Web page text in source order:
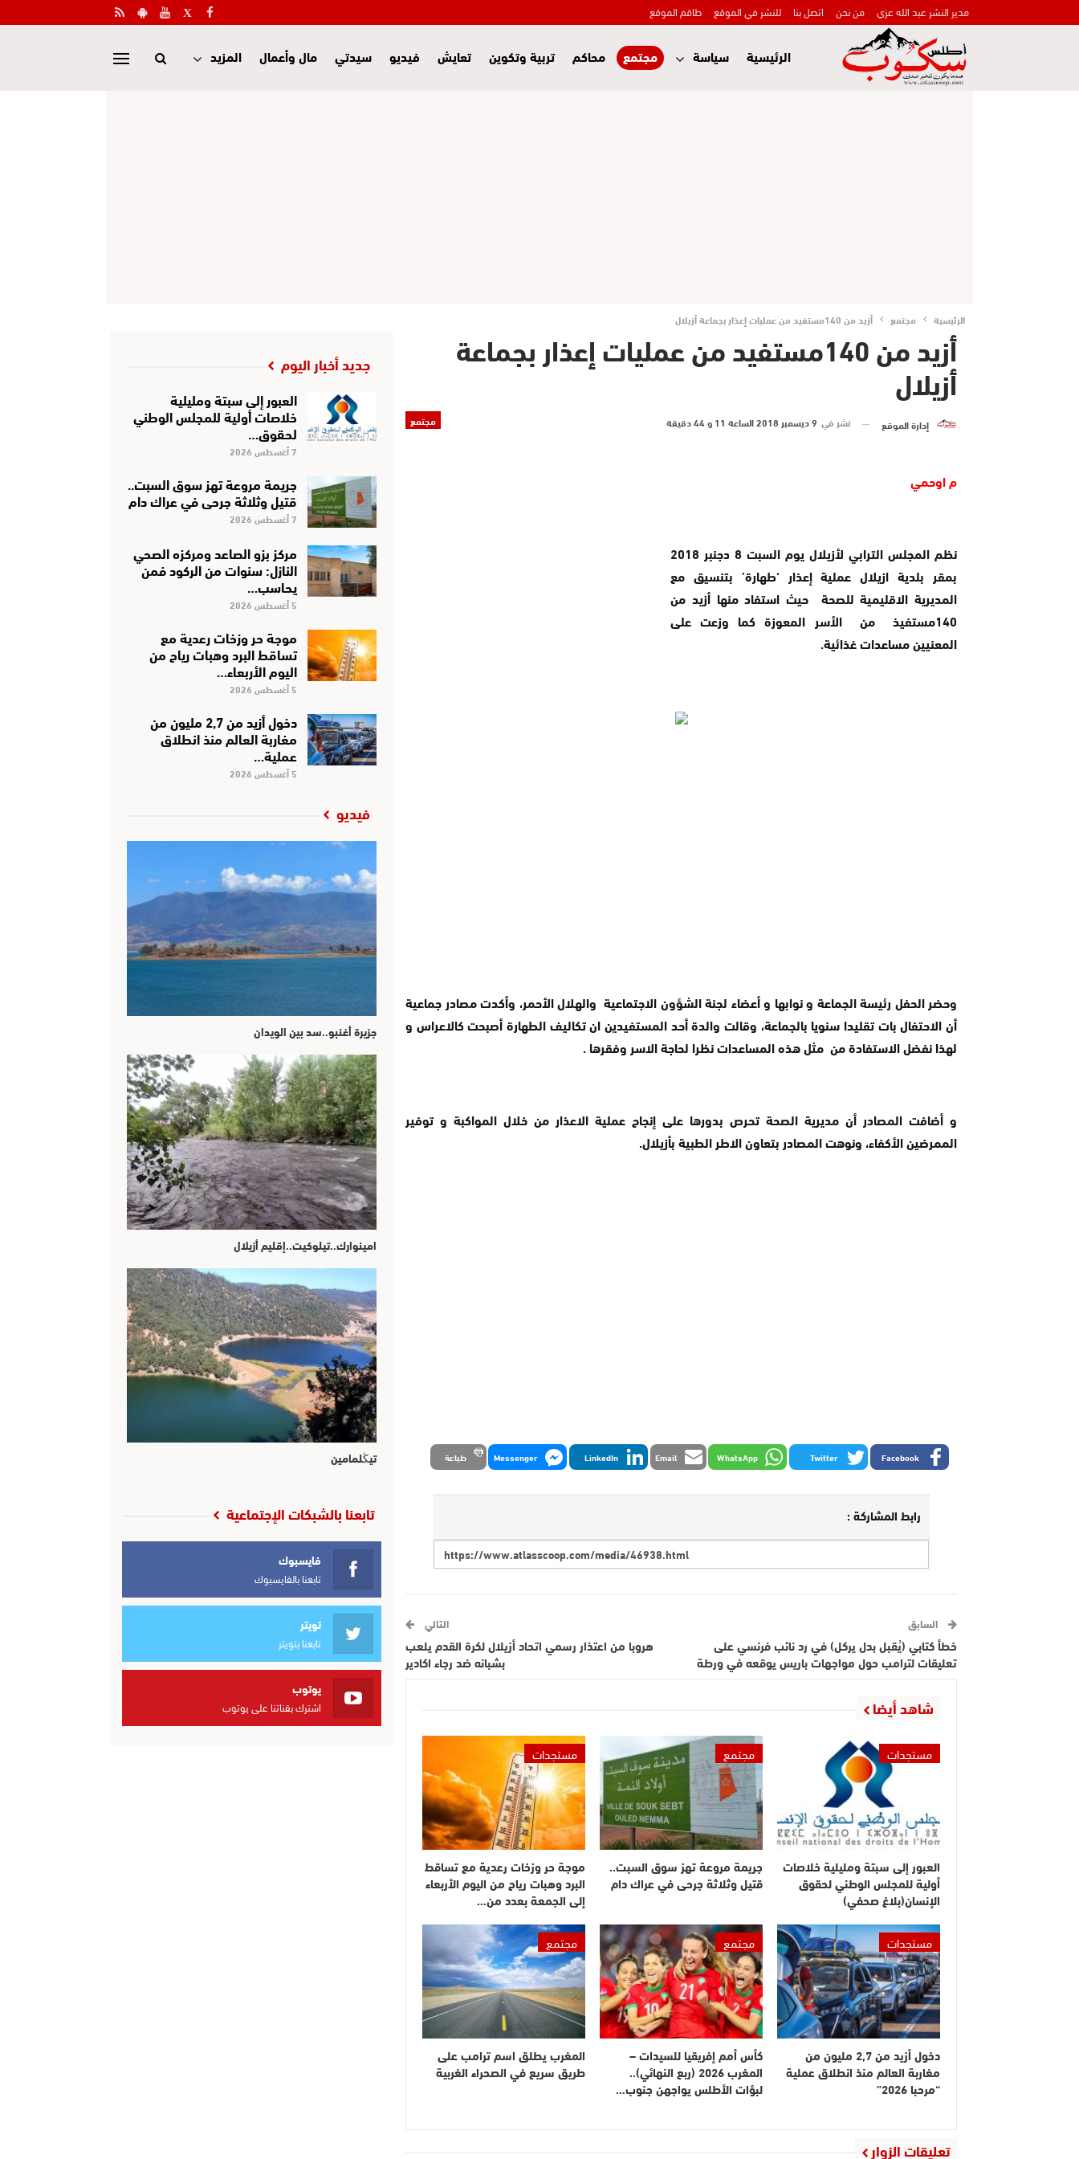
مدير النشر عبد الله عزي من نحن اتصل بنا للنشر في الموقع طاقم الموقع
الرئيسية سياسة مجتمع محاكم تربية وتكوين تعايش فيديو سيدتي مال وأعمال المزيد
الرئيسية مجتمع أزيد من 140مستفيد من عمليات إعذار بجماعة أزيلال
أزيد من 140مستفيد من عمليات إعذار بجماعة
أزيلال
مجتمع إدارة الموقع نشر في 9 ديسمبر 2018 الساعة 11 و 44 دقيقة
م اوحمي
نظم المجلس الترابي لأزيلال يوم السبت 8 دجنبر 2018
بمقر بلدية ازيلال عملية إعذار ‘طهارة’ بتنسيق مع
المديرية الاقليمية للصحة حيث استفاد منها أزيد من
140مستفيذ من الأسر المعوزة كما وزعت على
المعنيين مساعدات غذائية.
وحضر الحفل رئيسة الجماعة و نوابها و أعضاء لجنة الشؤون الاجتماعية والهلال الأحمر، وأكدت مصادر جماعية
أن الاحتفال بات تقليدا سنويا بالجماعة، وقالت والدة أحد المستفيدين ان تكاليف الطهارة أصبحت كالاعراس و
لهذا نفضل الاستفادة من مثل هذه المساعدات نظرا لحاجة الاسر وفقرها .
و أضافت المصادر أن مديرية الصحة تحرص بدورها على إنجاح عملية الاعذار من خلال المواكبة و توفير
الممرضين الأكفاء، ونوهت المصادر بتعاون الاطر الطبية بأزيلال.
Facebook
Twitter
WhatsApp
Email
LinkedIn
Messenger طباعة
رابط المشاركة :
السابق
خطأ كتابي (يُقبل بدل يركل) في رد نائب فرنسي على
تعليقات لترامب حول مواجهات باريس يوقعه في ورطة
التالي
هروبا من اعتذار رسمي اتحاد أزيلال لكرة القدم يلعب
بشبانه ضد رجاء اكادير
شاهد أيضا
مستجدات
العبور إلى سبتة ومليلية خلاصات
أولية للمجلس الوطني لحقوق
الإنسان(بلاغ صحفي)
مجتمع
جريمة مروعة تهز سوق السبت..
قتيل وثلاثة جرحى في عراك دام
مستجدات
موجة حر وزخات رعدية مع تساقط
البرد وهبات رياح من اليوم الأربعاء
إلى الجمعة بعدد من…
مستجدات
دخول أزيد من 2,7 مليون من
مغاربة العالم منذ انطلاق عملية
“مرحبا 2026”
مجتمع
كأس أمم إفريقيا للسيدات –
المغرب 2026 (ربع النهائي)..
لبؤات الأطلس يواجهن جنوب…
مجتمع
المغرب يطلق اسم ترامب على
طريق سريع في الصحراء الغربية
تعليقات الزوار
جديد أخبار اليوم
العبور إلى سبتة ومليلية
خلاصات أولية للمجلس الوطني
لحقوق…
7 أغسطس 2026
جريمة مروعة تهز سوق السبت..
قتيل وثلاثة جرحى في عراك دام
7 أغسطس 2026
مركز بزو الصاعد ومركزه الصحي
النازل: سنوات من الركود فمن
يحاسب…
5 أغسطس 2026
موجة حر وزخات رعدية مع
تساقط البرد وهبات رياح من
اليوم الأربعاء…
5 أغسطس 2026
دخول أزيد من 2,7 مليون من
مغاربة العالم منذ انطلاق
عملية…
5 أغسطس 2026
فيديو
جزيرة أغنبو..سد بين الويدان
امينوارك..تيلوكيت..إقليم أزيلال
تيڭلمامين
تابعنا بالشبكات الإجتماعية
فايسبوك
تابعنا بالفايسبوك
تويتر
تابعنا بتويتر
يوتوب
اشترك بقناتنا على يوتوب